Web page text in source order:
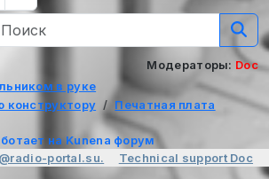
Модераторы: Doc
в руке
конструктору
Печатная плата
на Kunena форум
portal.su. Technical support Doc